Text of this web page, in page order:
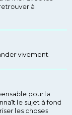
à
vivement.
pour la
le sujet à fond
les choses